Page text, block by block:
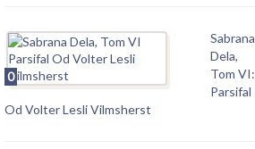
0
Sabrana
Dela,
Tom VI:
Parsifal
Od Volter Lesli Vilmsherst